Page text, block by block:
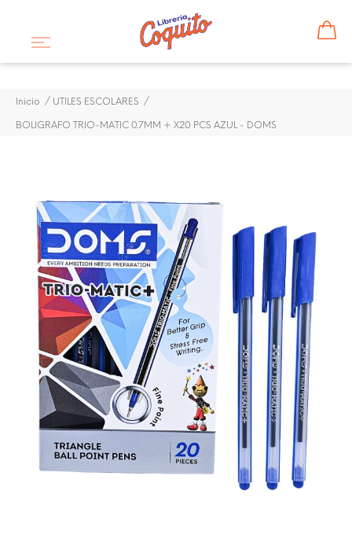
Inicio UTILES ESCOLARES
BOLIGRAFO TRIO-MATIC 0.7MM + X20 PCS AZUL - DOMS
¡DISPONIBLE SÓLO EN INTERNET!
BOLIGRAFO TRIO-MATIC
0.7MM + X20 PCS AZUL -
DOMS
$ 3,60